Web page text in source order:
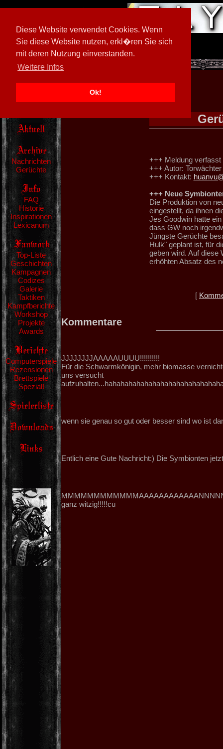
Diese Website verwendet Cookies. Wenn
Sie diese Website nutzen, erkl�ren Sie sich
mit deren Nutzung einverstanden.
Weitere Infos
Ok!
[ 594026/M3]
Nachrichten
Gerüchte
FAQ
Historie
Inspirationen
Lexicanum
Top-Liste
Geschichten
Kampagnen
Codizes
Galerie
Taktiken
Kampfberichte
Workshop
Projekte
Awards
Computerspiele
Rezensionen
Brettspiele
Spezial!
+++ Meldung verfasst
+++ Autor: Torwächter
+++ Kontakt:
+++ Neue
Die Produktion von
eingestellt, da ihnen
Jes Goodwin hatte
dass GW noch
Jüngste Gerüchte
Hulk" geplant ist, für
geben wird. Auf diese
erhöhten Absatz des
[
Kommentare
JJJJJJJJAAAAAUUUU!!!!!!!!!!
Für die Schwarmkönigin, mehr biomasse
uns versucht
wenn sie genau so gut oder besser sind wo ist
Entlich eine Gute Nachricht:) Die Symbionten
ganz witzig!!!!!cu